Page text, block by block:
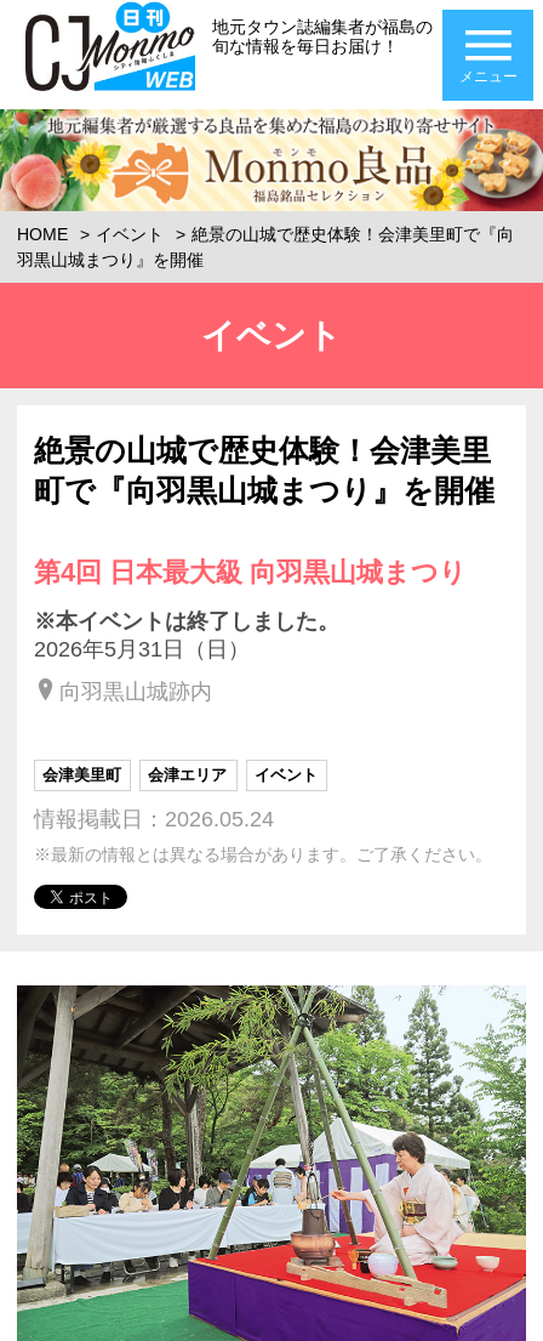
地元タウン誌編集者が福島の
旬な情報を毎日お届け！
メニュー
HOME イベント
絶景の山城で歴史体験！会津美里町で『向
羽黒山城まつり』を開催
イベント
絶景の山城で歴史体験！会津美里
町で『向羽黒山城まつり』を開催
第4回 日本最大級 向羽黒山城まつり
※本イベントは終了しました。
2026年5月31日（日）
向羽黒山城跡内
会津美里町 会津エリア イベント
情報掲載日：2026.05.24
※最新の情報とは異なる場合があります。ご了承ください。